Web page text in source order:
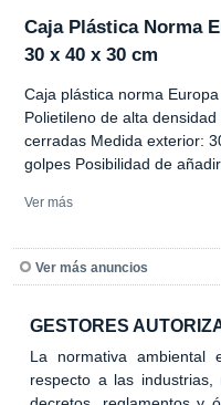
Caja Plástica Norma
30 x 40 x 30 cm
Caja plástica norma
Polietileno de alta
cerradas Medida exterior:
golpes Posibilidad de
Ver más
Ver más anuncios
GESTORES
La normativa ambiental
respecto a las industrias,